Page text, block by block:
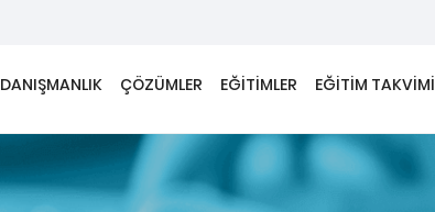
DANIŞMANLIK ÇÖZÜMLER EĞİTİMLER EĞİTİM TAKVİMİ